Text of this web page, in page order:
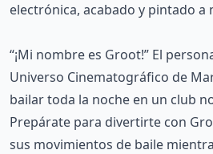
electrónica, acabado y pintado a
“¡Mi nombre es Groot!” El
Universo Cinematográfico de
bailar toda la noche en un club
Prepárate para divertirte con
sus movimientos de baile